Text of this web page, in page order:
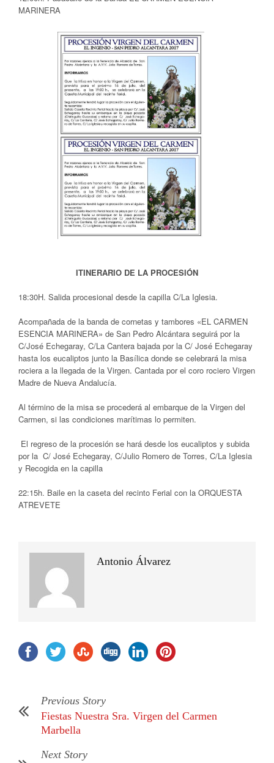
MARINERA
ITINERARIO DE LA PROCESIÓN
18:30H. Salida procesional desde la capilla C/La Iglesia.
Acompañada de la banda de cornetas y tambores «EL CARMEN
ESENCIA MARINERA» de San Pedro Alcántara seguirá por la
C/José Echegaray, C/La Cantera bajada por la C/ José Echegaray
hasta los eucaliptos junto la Basílica donde se celebrará la misa
rociera a la llegada de la Virgen. Cantada por el coro rociero Virgen
Madre de Nueva Andalucía.
Al término de la misa se procederá al embarque de la Virgen del
Carmen, si las condiciones marítimas lo permiten.
El regreso de la procesión se hará desde los eucaliptos y subida
por la C/ José Echegaray, C/Julio Romero de Torres, C/La Iglesia
y Recogida en la capilla
22:15h. Baile en la caseta del recinto Ferial con la ORQUESTA
ATREVETE
Antonio Álvarez
Previous Story
Fiestas Nuestra Sra. Virgen del Carmen
Marbella
Next Story